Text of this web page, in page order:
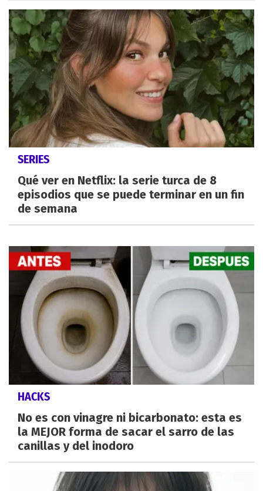
SERIES
Qué ver en Netflix: la serie turca de 8
episodios que se puede terminar en un fin
de semana
HACKS
No es con vinagre ni bicarbonato: esta es
la MEJOR forma de sacar el sarro de las
canillas y del inodoro